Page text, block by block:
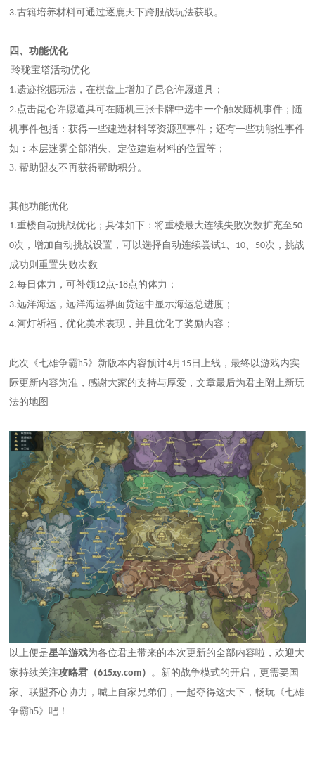
3.古籍培养材料可通过逐鹿天下跨服战玩法获取。
四、功能优化
玲珑宝塔活动优化
1.遗迹挖掘玩法，在棋盘上增加了昆仑许愿道具；
2. 点击昆仑许愿道具可在随机三张卡牌中选中一个触发随机事件； 随
机事件包括 ：获得一些建造材料等资源型事件；还有一些功能性事件
如：本层迷雾全部消失、定位建造材料的位置等；
3.帮助盟友不再获得帮助积分。
其他功能优化
1.重楼自动挑战优化；具体如下：将重楼最大连续失败次数扩充至 50
0次 ，增加自动挑战设置，可以选择自动连续尝试1、 10、 50次，挑战
成功则重置失败次数
2.每日体力，可补领12点-18点的体力；
3.远洋海运，远洋海运界面货运中显示海运总进度；
4.河灯祈福，优化美术表现，并且优化了奖励内容；
此次《七雄争霸h5》新版本内容预计4月 15 日上线，最终以游戏内实
际更新内容为准， 感谢大家的支持与厚爱，文章最后为君主附上新玩
法的地图
以上便是星羊游戏为各位君主带来的本次更新的全部内容啦 ，欢迎大
家持续关注攻略君（615xy.com） 。 新的战争模式的开启， 更需要国
家、联盟齐心协力，喊上自家兄弟们，一起夺得这天下，畅玩《七雄
争霸h5》吧！